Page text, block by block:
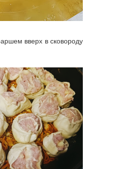
вверх в сковороду